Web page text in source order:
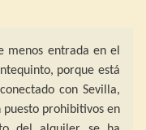
menos entrada en el
porque está
con Sevilla,
puesto prohibitivos en